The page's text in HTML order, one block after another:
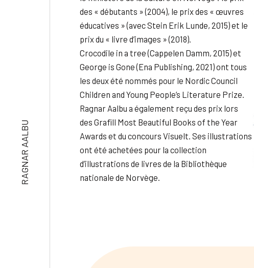
RAGNAR AALBU
des « débutants » (2004), le prix des « œuvres
éducatives » (avec Stein Erik Lunde, 2015) et le
prix du « livre d’images » (2018).
Crocodile in a tree (Cappelen Damm, 2015) et
George is Gone (Ena Publishing, 2021) ont tous
les deux été nommés pour le Nordic Council
Children and Young People’s Literature Prize.
Ragnar Aalbu a également reçu des prix lors
des Grafill Most Beautiful Books of the Year
Awards et du concours Visuelt. Ses illustrations
ont été achetées pour la collection
d’illustrations de livres de la Bibliothèque
nationale de Norvège.